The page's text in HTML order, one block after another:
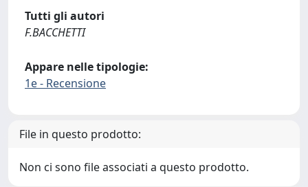
Tutti gli autori
F.BACCHETTI
Appare nelle tipologie:
1e - Recensione
File in questo prodotto:
Non ci sono file associati a questo prodotto.